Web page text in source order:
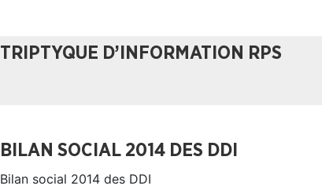
TRIPTYQUE D’INFORMATION RPS
BILAN SOCIAL 2014 DES DDI
Bilan social 2014 des DDI